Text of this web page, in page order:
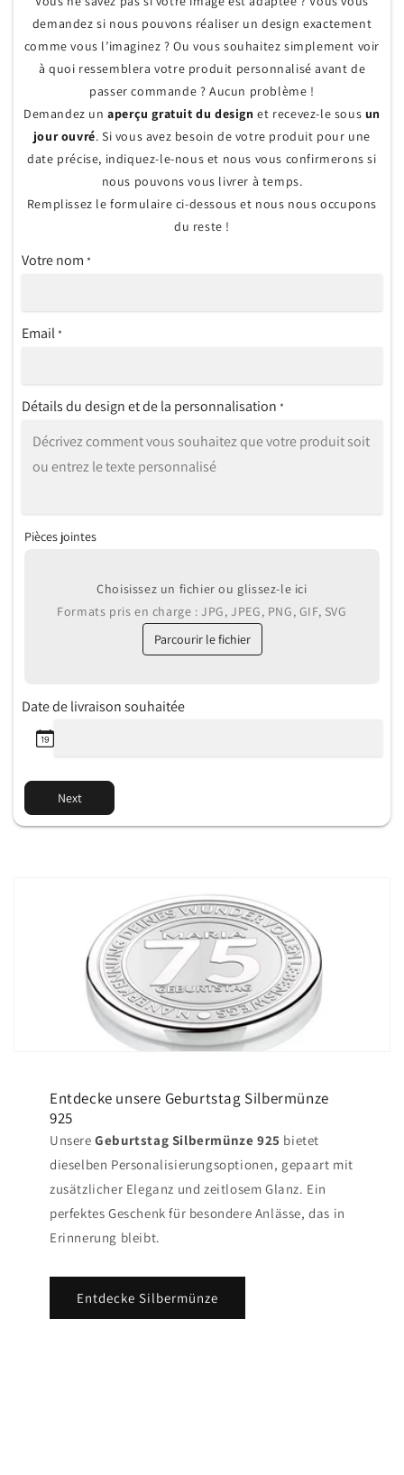
demandez si nous pouvons réaliser un design exactement
comme vous l’imaginez ? Ou vous souhaitez simplement voir
à quoi ressemblera votre produit personnalisé avant de
passer commande ? Aucun problème !
Demandez unaperçu gratuit du design et recevez-le sous un
jour ouvré. Si vous avez besoin de votre produit pour une
date précise, indiquez-le-nous et nous vous confirmerons si
nous pouvons vous livrer à temps.
Remplissez le formulaire ci-dessous et nous nous occupons
du reste !
Votre nom *
Email *
Détails du design et de la personnalisation *
Pièces jointes
Choisissez un fichier ou glissez-le ici
Formats pris en charge : JPG, JPEG, PNG, GIF, SVG
Parcourir le fichier
Date de livraison souhaitée
Next
Entdecke unsere Geburtstag Silbermünze
925
UnsereGeburtstag Silbermünze 925 bietet
dieselben Personalisierungsoptionen, gepaart mit
zusätzlicher Eleganz und zeitlosem Glanz. Ein
perfektes Geschenk für besondere Anlässe, das in
Erinnerung bleibt.
Entdecke Silbermünze